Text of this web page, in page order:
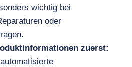
wichtig bei
oder
zuerst: